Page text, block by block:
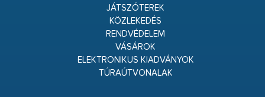
JÁTSZÓTEREK
KÖZLEKEDÉS
RENDVÉDELEM
VÁSÁROK
ELEKTRONIKUS KIADVÁNYOK
TÚRAÚTVONALAK